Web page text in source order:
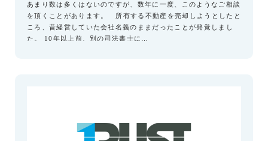
あまり数は多くはないのですが、数年に一度、このようなご相談
を頂くことがあります。 所有する不動産を売却しようとしたと
ころ、昔経営していた会社名義のままだったことが発覚しまし
た。 10年以上前、別の司法書士に…